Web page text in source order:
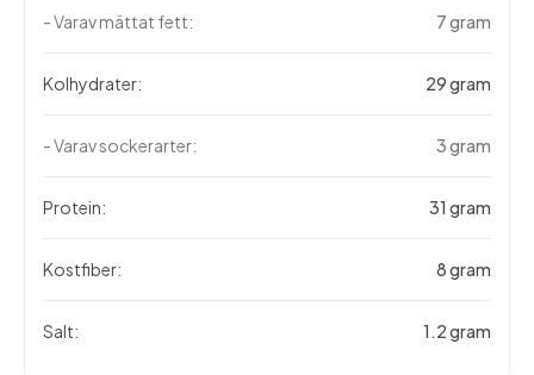
- Varav mättat fett: 7 gram
Kolhydrater: 29 gram
- Varav sockerarter: 3 gram
Protein: 31 gram
Kostfiber: 8 gram
Salt: 1.2 gram